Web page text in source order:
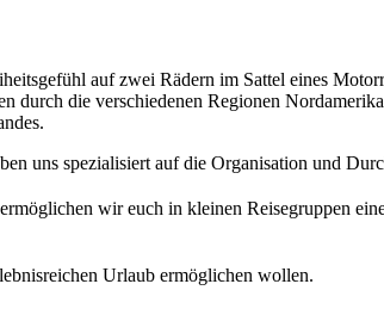
auf zwei Rädern im Sattel eines
durch die verschiedenen Regionen
uns spezialisiert auf die Organisation und
wir euch in kleinen Reisegruppen
Urlaub ermöglichen wollen.